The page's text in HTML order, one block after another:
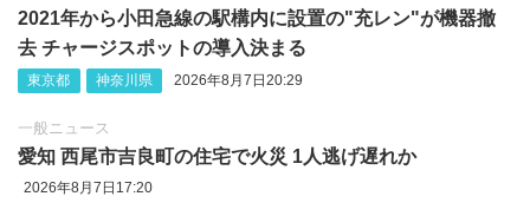
2021年から小田急線の駅構内に設置の"充レン"が機器撤
去 チャージスポットの導入決まる
東京都 神奈川県 2026年8月7日20:29
一般ニュース
愛知 西尾市吉良町の住宅で火災 1人逃げ遅れか
2026年8月7日17:20